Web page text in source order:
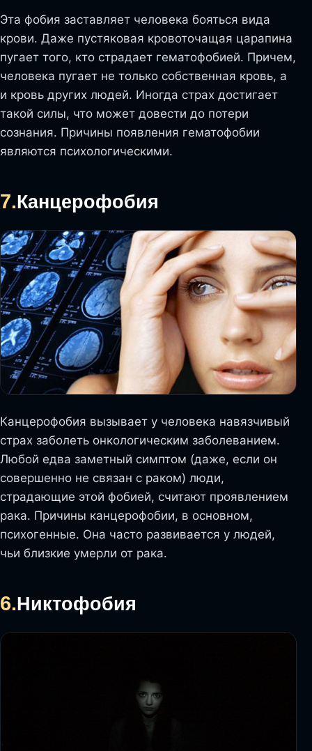
Эта фобия заставляет человека бояться вида
крови. Даже пустяковая кровоточащая царапина
пугает того, кто страдает гематофобией. Причем,
человека пугает не только собственная кровь, а
и кровь других людей. Иногда страх достигает
такой силы, что может довести до потери
сознания. Причины появления гематофобии
являются психологическими.
7.Канцерофобия
Канцерофобия вызывает у человека навязчивый
страх заболеть онкологическим заболеванием.
Любой едва заметный симптом (даже, если он
совершенно не связан с раком) люди,
страдающие этой фобией, считают проявлением
рака. Причины канцерофобии, в основном,
психогенные. Она часто развивается у людей,
чьи близкие умерли от рака.
6.Никтофобия